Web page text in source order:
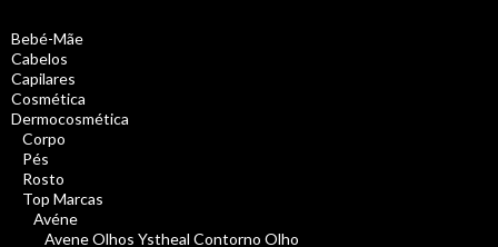
Bebé-Mãe
Cabelos
Capilares
Cosmética
Dermocosmética
Corpo
Pés
Rosto
Top Marcas
Avéne
Avene Olhos Ystheal Contorno Olho